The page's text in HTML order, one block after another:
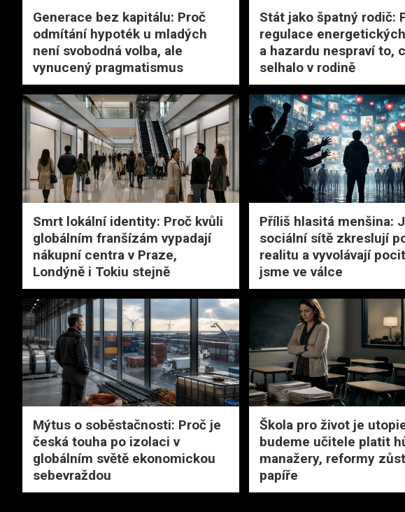
Generace bez kapitálu: Proč
odmítání hypoték u mladých
není svobodná volba, ale
vynucený pragmatismus
Stát jako špatný rodič:
regulace
a hazardu nespraví to,
selhalo v rodině
Smrt lokální identity: Proč kvůli
globálním franšízám vypadají
nákupní centra v Praze,
Londýně i Tokiu stejně
Příliš hlasitá menšina:
sociální sítě zkreslují
realitu a vyvolávají
jsme ve válce
Mýtus o soběstačnosti: Proč je
česká touha po izolaci v
globálním světě ekonomickou
sebevraždou
Škola pro život je
budeme učitele platit
manažery, reformy
papíře